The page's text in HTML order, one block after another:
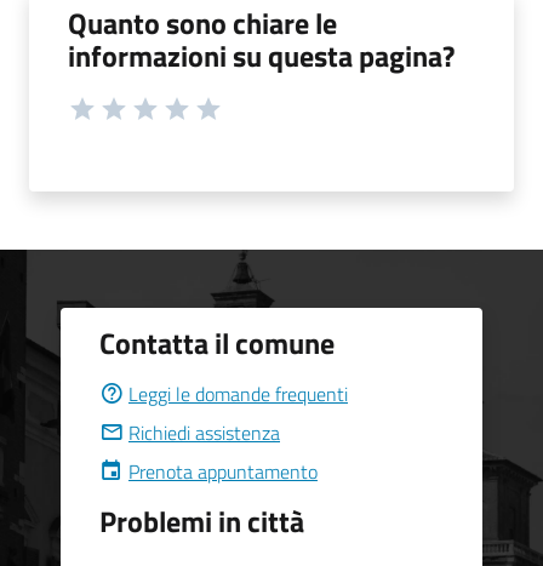
Quanto sono chiare le
informazioni su questa pagina?
Contatta il comune
Leggi le domande frequenti
Richiedi assistenza
Prenota appuntamento
Problemi in città